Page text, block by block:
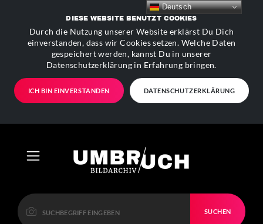
DIESE WEBSITE BENUTZT COOKIES
Durch die Nutzung unserer Website erklärst Du Dich
einverstanden, dass wir Cookies setzen. Welche Daten
gespeichert werden, kannst Du in unserer
Datenschutzerklärung in Erfahrung bringen.
ICH BIN EINVERSTANDEN DATENSCHUTZERKLÄRUNG
SUCHEN
Deutsch